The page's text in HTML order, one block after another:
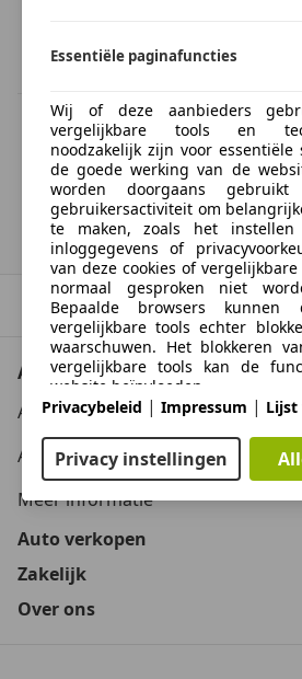
BTW verrekenbaar
Specificatie van de fabrikant voor nieuwe
kilometerstand, het rijgedrag, de leeftijd van
laadgedrag, kan de radius van occasies
Dacia Logan
Auto kopen
Auto kooptips
Auto zoektips
Meer informatie
Auto verkopen
Zakelijk
Over ons
Essentiële paginafuncties
Wij of deze aanbieders
vergelijkbare tools en
noodzakelijk zijn voor
de goede werking van de
worden doorgaans
gebruikersactiviteit om
te maken, zoals het
inloggegevens of
van deze cookies of
normaal gesproken niet
Bepaalde browsers kunnen
vergelijkbare tools echter
waarschuwen. Het blokkeren
vergelijkbare tools kan de
website beïnvloeden.
Geavanceerde paginafuncties
vergelijkbare tools op
uitgebreide sitefuncties aan
verbeterde gebruikerservaring
mogelijk om ons aanbod te
Privacybeleid | Impressum | Lijst
Privacy instellingen